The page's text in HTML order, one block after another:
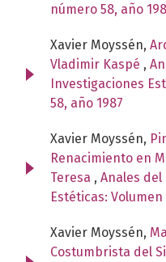
número 58, año
Xavier Moyssén,
Vladimir Kaspé ,
Investigaciones
58, año 1987
Xavier Moyssén,
Renacimiento en
Teresa , Anales
Estéticas: Volumen
Xavier Moyssén,
Costumbrista del